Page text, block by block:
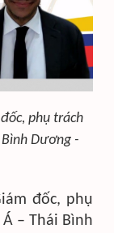
phụ trách
Dương -
đốc, phụ
– Thái Bình